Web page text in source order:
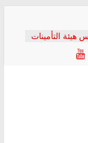
هيئة التأمينات
لا ينهي
ونطالب بكشف
الصحي إلى
لجنة “الحق
الانتهاكات